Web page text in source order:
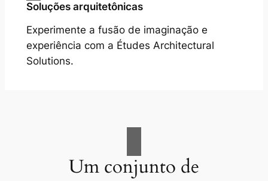
Soluções arquitetônicas
Experimente a fusão de imaginação e
experiência com a Études Architectural
Solutions.
Um conjunto de